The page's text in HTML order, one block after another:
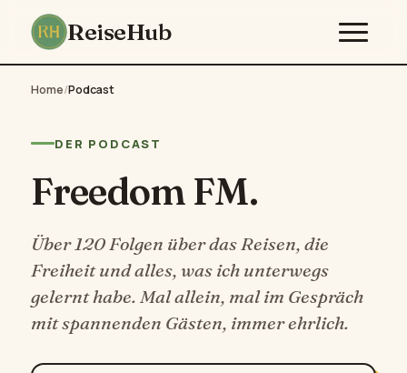
ReiseHub
Home/Podcast
DER PODCAST
Freedom FM.
Über 120 Folgen über das Reisen, die
Freiheit und alles, was ich unterwegs
gelernt habe. Mal allein, mal im Gespräch
mit spannenden Gästen, immer ehrlich.